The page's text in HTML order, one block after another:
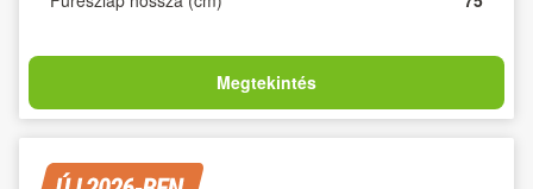
Megtekintés